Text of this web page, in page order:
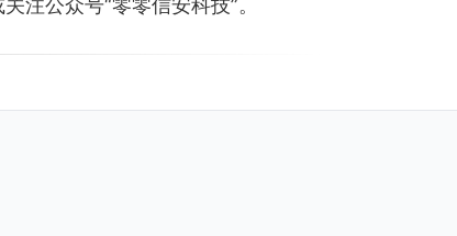
公众号“零零信安科技”。